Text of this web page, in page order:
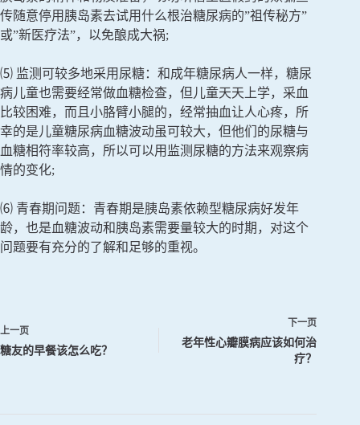
传随意停用胰岛素去试用什么根治糖尿病的”祖传秘方”
或”新医疗法”，以免酿成大祸;
⑸ 监测可较多地采用尿糖：和成年糖尿病人一样，糖尿
病儿童也需要经常做血糖检查，但儿童天天上学，采血
比较困难，而且小胳臂小腿的，经常抽血让人心疼，所
幸的是儿童糖尿病血糖波动虽可较大，但他们的尿糖与
血糖相符率较高，所以可以用监测尿糖的方法来观察病
情的变化;
⑹ 青春期问题：青春期是胰岛素依赖型糖尿病好发年
龄，也是血糖波动和胰岛素需要量较大的时期，对这个
问题要有充分的了解和足够的重视。
上一页
糖友的早餐该怎么吃？
下一页
老年性心瓣膜病应该如何治
疗？